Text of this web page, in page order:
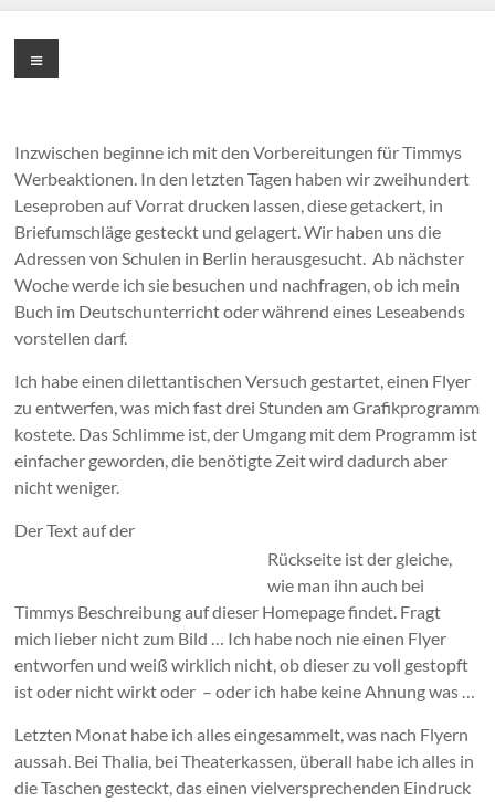
Inhalt
springenCornelia
Menü
Inzwischen beginne ich mit den Vorbereitungen für Timmys
Werbeaktionen. In den letzten Tagen haben wir zweihundert
Leseproben auf Vorrat drucken lassen, diese getackert, in
Briefumschläge gesteckt und gelagert. Wir haben uns die
Adressen von Schulen in Berlin herausgesucht. Ab nächster
Woche werde ich sie besuchen und nachfragen, ob ich mein
Buch im Deutschunterricht oder während eines Leseabends
vorstellen darf.
Ich habe einen dilettantischen Versuch gestartet, einen Flyer
zu entwerfen, was mich fast drei Stunden am Grafikprogramm
kostete. Das Schlimme ist, der Umgang mit dem Programm ist
einfacher geworden, die benötigte Zeit wird dadurch aber
nicht weniger.
Der Text auf der
Rückseite ist der gleiche,
wie man ihn auch bei
Timmys Beschreibung auf dieser Homepage findet. Fragt
mich lieber nicht zum Bild … Ich habe noch nie einen Flyer
entworfen und weiß wirklich nicht, ob dieser zu voll gestopft
ist oder nicht wirkt oder – oder ich habe keine Ahnung was …
Letzten Monat habe ich alles eingesammelt, was nach Flyern
aussah. Bei Thalia, bei Theaterkassen, überall habe ich alles in
die Taschen gesteckt, das einen vielversprechenden Eindruck